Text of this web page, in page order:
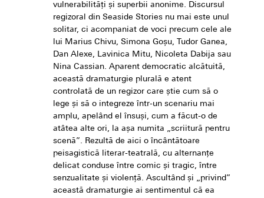
vulnerabilități și superbii anonime. Discursul
regizoral din Seaside Stories nu mai este unul
solitar, ci acompaniat de voci precum cele ale
lui Marius Chivu, Simona Goșu, Tudor Ganea,
Dan Alexe, Lavinica Mitu, Nicoleta Dabija sau
Nina Cassian. Aparent democratic alcătuită,
această dramaturgie plurală e atent
controlată de un regizor care știe cum să o
lege și să o integreze într-un scenariu mai
amplu, apelând el însuși, cum a făcut-o de
atâtea alte ori, la așa numita „scriitură pentru
scenă”. Rezultă de aici o încântătoare
peisagistică literar-teatrală, cu alternanțe
delicat conduse între comic și tragic, între
senzualitate și violență. Ascultând și „privind”
această dramaturgie ai sentimentul că ea